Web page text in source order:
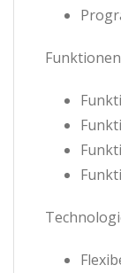
Funktionen